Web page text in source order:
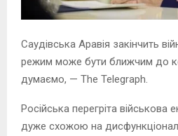
Саудівська Аравія закінчить
режим може бути ближчим до
думаємо, — The Telegraph.
Російська перегріта військова
дуже схожою на